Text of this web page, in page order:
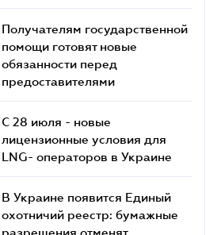
Получателям государственной
помощи готовят новые
обязанности перед
предоставителями
С 28 июля - новые
лицензионные условия для
LNG- операторов в Украине
В Украине появится Единый
охотничий реестр: бумажные
разрешения отменят